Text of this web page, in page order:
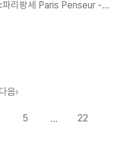
리팡세 Paris Penseur -
”The era of SNS and the
5 … 22
다음›